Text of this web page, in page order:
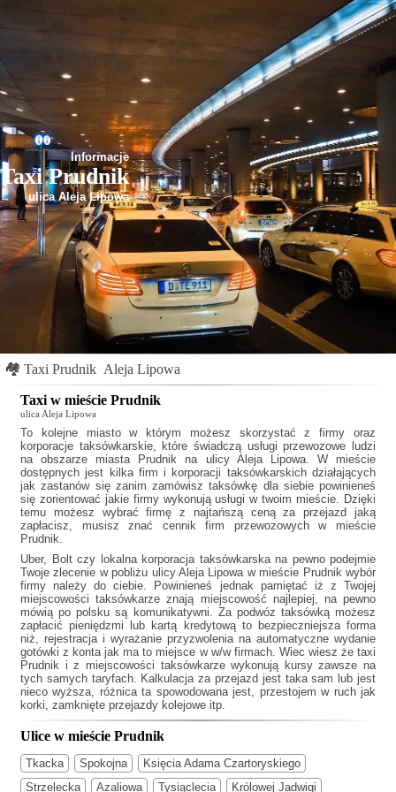
Informacje
Taxi Prudnik
ulica Aleja Lipowa
🏘 Taxi Prudnik Aleja Lipowa
Taxi w mieście Prudnik
ulica Aleja Lipowa
To kolejne miasto w którym możesz skorzystać z firmy oraz
korporacje taksówkarskie, które świadczą usługi przewozowe ludzi
na obszarze miasta Prudnik na ulicy Aleja Lipowa. W mieście
dostępnych jest kilka firm i korporacji taksówkarskich działających
jakzastanów się zanim zamówisz taksówkę dla siebie powinieneś
się zorientować jakie firmy wykonują usługi w twoim mieście. Dzięki
temu możesz wybrać firmę z najtańszą ceną za przejazd jaką
zapłacisz, musisz znać cennik firm przewozowych w mieście
Prudnik.
Uber, Bolt czy lokalna korporacja taksówkarska na pewno podejmie
Twoje zlecenie w pobliżu ulicy Aleja Lipowa w mieście Prudnik wybór
firmy należy do ciebie. Powinieneś jednak pamiętać iż z Twojej
miejscowości taksówkarze znają miejscowość najlepiej, na pewno
mówią po polsku są komunikatywni. Za podwóz taksówką możesz
zapłacić pieniędzmi lub kartą kredytową to bezpieczniejsza forma
niż, rejestracja i wyrażanie przyzwolenia na automatyczne wydanie
gotówki z konta jak ma to miejsce w w/w firmach. Wiec wiesz że taxi
Prudnik i z miejscowości taksówkarze wykonują kursy zawsze na
tych samych taryfach. Kalkulacja za przejazd jest taka sam lub jest
nieco wyższa, różnica ta spowodowana jest, przestojem w ruch jak
korki, zamknięte przejazdy kolejowe itp.
Ulice w mieście Prudnik
Tkacka Spokojna
Księcia Adama Czartoryskiego
Strzelecka
Azaliowa Tysiąclecia Królowej Jadwigi